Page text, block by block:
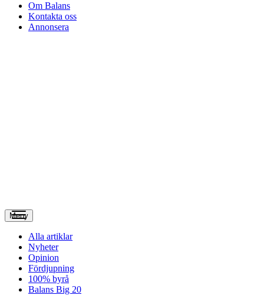
Om Balans
Kontakta oss
Annonsera
Meny
Alla artiklar
Nyheter
Opinion
Fördjupning
100% byrå
Balans Big 20